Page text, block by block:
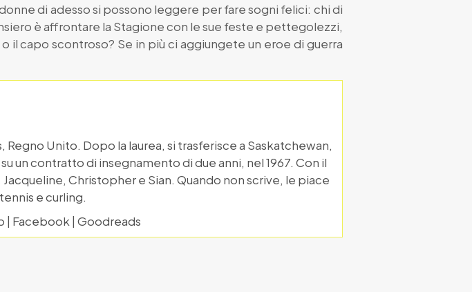
di adesso si possono leggere per fare sogni felici: chi di
è affrontare la Stagione con le sue feste e pettegolezzi,
capo scontroso? Se in più ci aggiungete un eroe di guerra
Regno Unito. Dopo la laurea, si trasferisce a Saskatchewan,
un contratto di insegnamento di due anni, nel 1967. Con il
Christopher e Sian. Quando non scrive, le piace
e curling.
| Facebook | Goodreads